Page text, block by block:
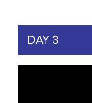
DAY 3